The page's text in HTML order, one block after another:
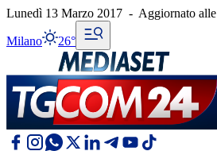
Lunedì 13 Marzo 2017 - Aggiornato alle
Milano 26°